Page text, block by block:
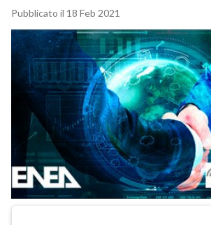
Pubblicato il 18 Feb 2021